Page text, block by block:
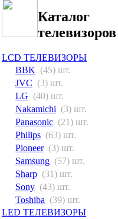
Каталог
телевизоров
LCD ТЕЛЕВИЗОРЫ
BBK (45) шт.
JVC (3) шт.
LG (40) шт.
Nakamichi (3) шт.
Panasonic (21) шт.
Philips (63) шт.
Pioneer (3) шт.
Samsung (57) шт.
Sharp (31) шт.
Sony (43) шт.
Toshiba (39) шт.
LED ТЕЛЕВИЗОРЫ